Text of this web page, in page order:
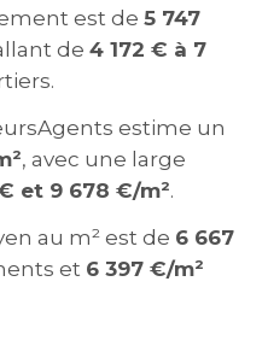
est de 5 747
de 4 172 € à 7
estime un
, avec une large
et 9 678 €/m².
au m² est de 6 667
et 6 397 €/m²